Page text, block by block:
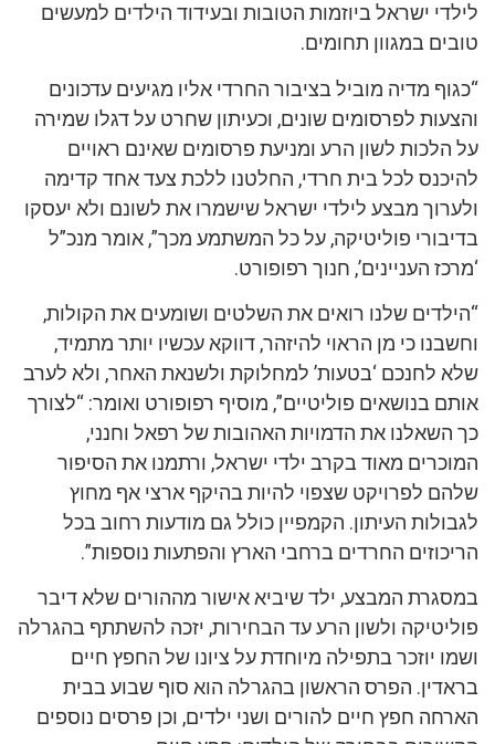
לילדי ישראל ביוזמות הטובות ובעידוד הילדים למעשים
טובים במגוון תחומים.
“כגוף מדיה מוביל בציבור החרדי אליו מגיעים עדכונים
והצעות לפרסומים שונים, וכעיתון שחרט על דגלו שמירה
על הלכות לשון הרע ומניעת פרסומים שאינם ראויים
להיכנס לכל בית חרדי, החלטנו ללכת צעד אחד קדימה
ולערוך מבצע לילדי ישראל שישמרו את לשונם ולא יעסקו
בדיבורי פוליטיקה, על כל המשתמע מכך”, אומר מנכ”ל
‘מרכז העניינים’, חנוך רפופורט.
“הילדים שלנו רואים את השלטים ושומעים את הקולות,
וחשבנו כי מן הראוי להיזהר, דווקא עכשיו יותר מתמיד,
שלא לחנכם ‘בטעות’ למחלוקת ולשנאת האחר, ולא לערב
אותם בנושאים פוליטיים”, מוסיף רפופורט ואומר: “לצורך
כך השאלנו את הדמויות האהובות של רפאל וחנני,
המוכרים מאוד בקרב ילדי ישראל, ורתמנו את הסיפור
שלהם לפרויקט שצפוי להיות בהיקף ארצי אף מחוץ
לגבולות העיתון. הקמפיין כולל גם מודעות רחוב בכל
הריכוזים החרדים ברחבי הארץ והפתעות נוספות”.
במסגרת המבצע, ילד שיביא אישור מההורים שלא דיבר
פוליטיקה ולשון הרע עד הבחירות, יזכה להשתתף בהגרלה
ושמו יוזכר בתפילה מיוחדת על ציונו של החפץ חיים
בראדין. הפרס הראשון בהגרלה הוא סוף שבוע בבית
הארחה חפץ חיים להורים ושני ילדים, וכן פרסים נוספים